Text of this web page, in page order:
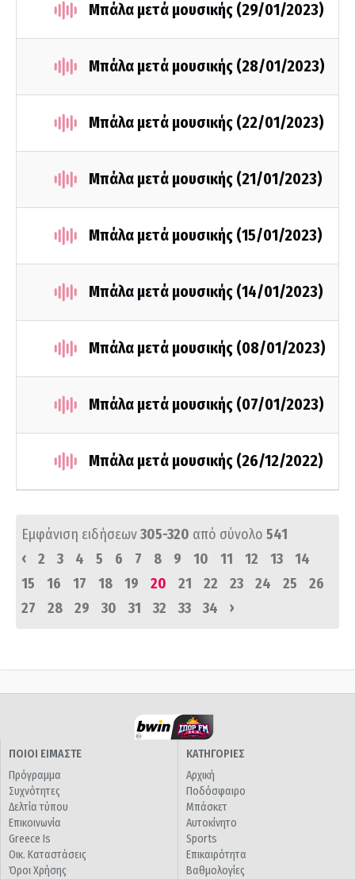
Μπάλα μετά μουσικής (29/01/2023)
Μπάλα μετά μουσικής (28/01/2023)
Μπάλα μετά μουσικής (22/01/2023)
Μπάλα μετά μουσικής (21/01/2023)
Μπάλα μετά μουσικής (15/01/2023)
Μπάλα μετά μουσικής (14/01/2023)
Μπάλα μετά μουσικής (08/01/2023)
Μπάλα μετά μουσικής (07/01/2023)
Μπάλα μετά μουσικής (26/12/2022)
Εμφάνιση ειδήσεων305-320 από σύνολο 541
‹
2 3 4 5 6 7 8 9 10 11 12 13
14
15
16 17 18 19 20 21 22 23 24 25
26
27
28 29 30 31 32 33 34 ›
ΠΟΙΟΙ ΕΙΜΑΣΤΕ
Πρόγραμμα
Συχνότητες
Δελτία τύπου
Επικοινωνία
Greece Is
Οικ. Καταστάσεις
Όροι Χρήσης
ΚΑΤΗΓΟΡΙΕΣ
Αρχική
Ποδόσφαιρο
Μπάσκετ
Αυτοκίνητο
Sports
Επικαιρότητα
Βαθμολογίες